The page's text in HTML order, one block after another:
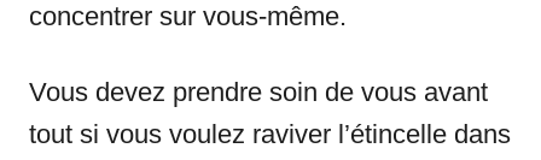
concentrer sur vous-même.
Vous devez prendre soin de vous avant
tout si vous voulez raviver l’étincelle dans